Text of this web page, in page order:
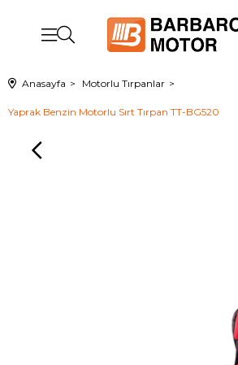
Anasayfa Motorlu Tırpanlar
Yaprak Benzin Motorlu Sırt Tırpan TT-BG520